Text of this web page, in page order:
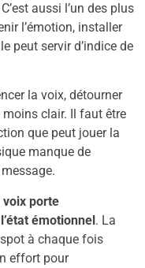
aussi l’un des plus
l’émotion, installer
peut servir d’indice de
la voix, détourner
moins clair. Il faut être
que peut jouer la
manque de
voix porte
émotionnel. La
à chaque fois
effort pour